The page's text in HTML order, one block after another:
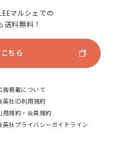
マルシェでの
送料無料！
ちら
告掲載について
英社ID利用規約
用規約・会員規約
英社プライバシーガイドライン